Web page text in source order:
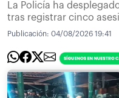
La Policía ha
tras registrar cinco
Publicación: 04/08/2026 19:41